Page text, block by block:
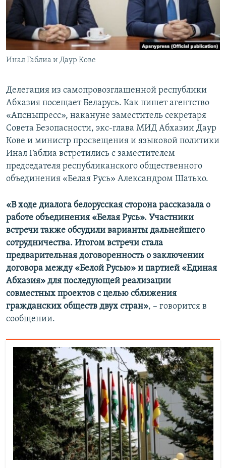
СПОРТ
МИР
БЛОГИ
ГОЛОСА
ЧИТАЕМ ПРЕССУ
АРХИВ РАДИОПРОГРАММЫ
Все сайты РСЕ/РС
Инал Габлиа и Даур Кове
Делегация из самопровозглашенной республики
Абхазия посещает Беларусь. Как пишет агентство
«Апсныпресс», накануне заместитель секретаря
Совета Безопасности, экс-глава МИД Абхазии Даур
Кове и министр просвещения и языковой политики
Инал Габлиа встретились с заместителем
председателя республиканского общественного
объединения «Белая Русь» Александром Шатько.
«В ходе диалога белорусская сторона рассказала о
работе объединения «Белая Русь». Участники
встречи также обсудили варианты дальнейшего
сотрудничества. Итогом встречи стала
предварительная договоренность о заключении
договора между «Белой Русью» и партией «Единая
Абхазия» для последующей реализации
совместных проектов с целью сближения
гражданских обществ двух стран», – говорится в
сообщении.